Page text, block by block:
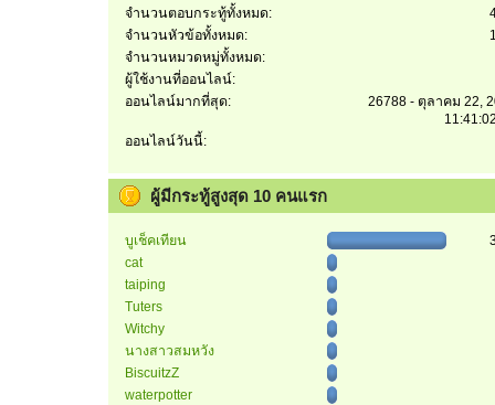
จำนวนตอบกระทู้ทั้งหมด:
จำนวนหัวข้อทั้งหมด:
จำนวนหมวดหมู่ทั้งหมด:
ผู้ใช้งานที่ออนไลน์:
ออนไลน์มากที่สุด:
26788 - ตุลาคม 22,
ออนไลน์วันนี้:
ผู้มีกระทู้สูงสุด 10 คนแรก
บูเช็คเทียน
cat
taiping
Tuters
Witchy
นางสาวสมหวัง
BiscuitzZ
waterpotter